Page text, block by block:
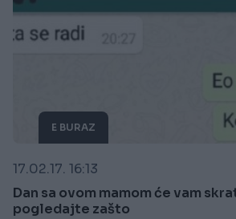
E BURAZ
17.02.17. 16:13
Dan sa ovom mamom će vam
pogledajte zašto